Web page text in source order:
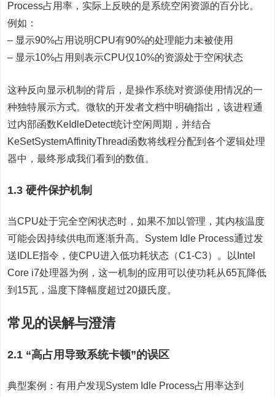
Process占用率，实际上反映的是系统空闲资源的百分比。
例如：
– 显示90%占用说明CPU有90%的处理能力未被使用
– 显示10%占用则表示CPU仅10%的资源处于空闲状态
这种反向显示机制的背后，是操作系统对资源使用情况的一
种独特展示方式。微软的开发者文档中明确指出，该进程通
过内部函数KeIdleDetect统计空闲周期，并结合
KeSetSystemAffinityThread函数将线程分配到各个逻辑处理
器中，最终形成我们看到的数值。
1.3 硬件保护机制
当CPU处于完全空闲状态时，如果不加以管理，其内核温度
可能会因持续供电而逐渐升高。System Idle Process通过发
送IDLE指令，使CPU进入低功耗状态（C1-C3）。以Intel
Core i7处理器为例，这一机制的应用可以使功耗从65瓦降低
到15瓦，温度下降幅度超过20摄氏度。
常见的误解与澄清
2.1 “高占用导致系统卡顿”的误区
典型案例：有用户发现System Idle Process占用率达到